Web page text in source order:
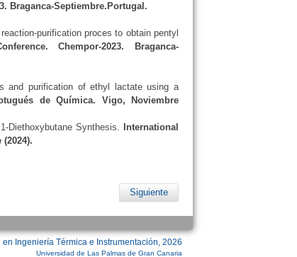
Braganca-Septiembre.Portugal.
purification proces to obtain pentyl
Chempor-2023. Braganca-
and purification of ethyl lactate using a
de Química. Vigo, Noviembre
Diethoxybutane Synthesis.
International
Siguiente
Ingeniería Térmica e Instrumentación, 2026
Universidad de Las Palmas de Gran Canaria